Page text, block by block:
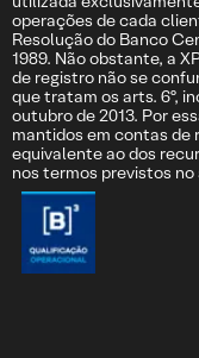
operações de cada
Resolução do Banco
1989. Não obstante, a
de registro não se
que tratam os arts. 6º,
outubro de 2013. Por
mantidos em contas de
equivalente ao dos
nos termos previstos no